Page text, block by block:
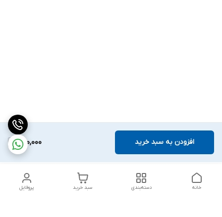
950,000 افزودن به سبد خرید
پروفایل سبد خرید دسته‌بندی خانه